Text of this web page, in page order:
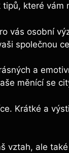
které vám
vás osobní
společnou
a
měnící se
Krátké a
vztah, ale